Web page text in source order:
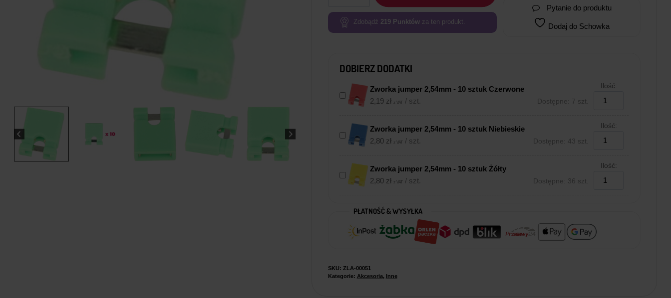
jumper 2,54mm
10
Zdobądź 219Punktówza ten produkt.
Pytanie do produktu
Dodaj do Schowka
DOBIERZ DODATKI
Zworka jumper 2,54mm - 10 sztuk Czerwone
2,19 zł z VAT / szt. Dostępne: 7 szt.
Ilość:
Zworka jumper 2,54mm - 10 sztuk Niebieskie
2,80 zł z VAT / szt. Dostępne: 43 szt.
Ilość:
Zworka jumper 2,54mm - 10 sztuk Żółty
2,80 zł z VAT / szt. Dostępne: 36 szt.
Ilość:
PŁATNOŚĆ & WYSYŁKA
SKU: ZLA-00051
Kategorie: Akcesoria, Inne